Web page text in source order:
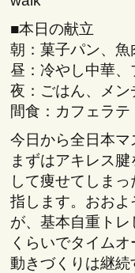
■本日の献立
朝：菓子パン、魚
昼：冷やし中華、
夜：ごはん、メ
間食：カフェラテ
今日から全日本
まずはアキレス
して痩せてしま
指します。おお
が、基本自重ト
くらいでタイム
動きづくりは継